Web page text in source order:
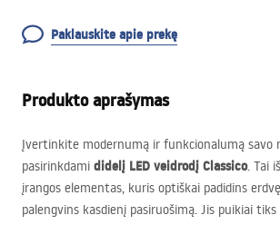
Paklauskite apie prekę
Produkto aprašymas
Įvertinkite modernumą ir funkcionalumą savo
pasirinkdami didelį LED veidrodį Classico. Tai
įrangos elementas, kuris optiškai padidins
palengvins kasdienį pasiruošimą. Jis puikiai